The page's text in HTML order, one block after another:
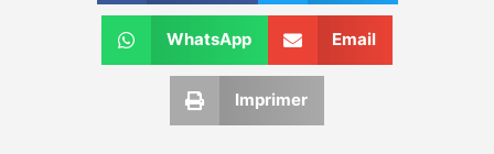
WhatsApp Email
Imprimer